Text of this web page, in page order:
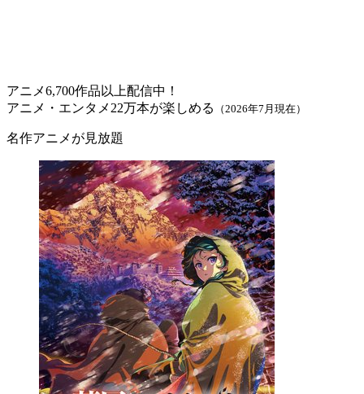
アニメ6,700作品以上配信中！
アニメ・エンタメ22万本が楽しめる
（2026年7月現在）
名作アニメが見放題